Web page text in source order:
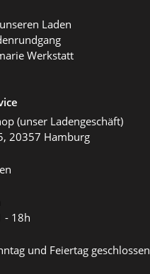
Laden
Werkstatt
(unser Ladengeschäft)
20357 Hamburg
- 18h
und Feiertag geschlossen